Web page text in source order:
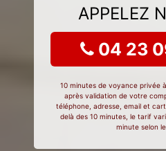
APPELEZ
04 23
10 minutes de voyance privée
après validation de votre
téléphone, adresse, email et
delà des 10 minutes, le tarif
minute selon